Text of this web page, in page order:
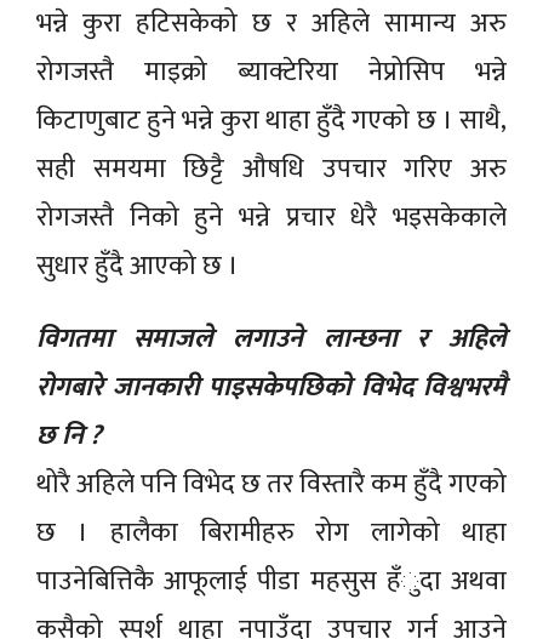
भन्ने कुरा हटिसकेको छ र अहिले सामान्य अरु
रोगजस्तै माइक्रो ब्याक्टेरिया नेप्रोसिप भन्ने
किटाणुबाट हुने भन्ने कुरा थाहा हुँदै गएको छ । साथै,
सही समयमा छिट्टै औषधि उपचार गरिए अरु
रोगजस्तै निको हुने भन्ने प्रचार धेरै भइसकेकाले
सुधार हुँदै आएको छ ।
विगतमा समाजले लगाउने लान्छना र अहिले
रोगबारे जानकारी पाइसकेपछिको विभेद विश्वभरमै
छ नि ?
थोरै अहिले पनि विभेद छ तर विस्तारै कम हुँदै गएको
छ । हालैका बिरामीहरु रोग लागेको थाहा
पाउनेबित्तिकै आफूलाई पीडा महसुस हँुदा अथवा
कसैको स्पर्श थाहा नपाउँदा उपचार गर्न आउने